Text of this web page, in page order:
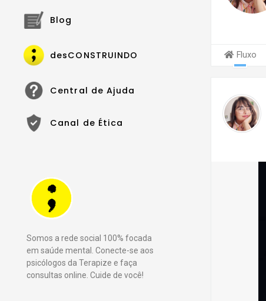
Fluxo
Blog
desCONSTRUINDO
Central de Ajuda
Canal de Ética
Somos a rede social 100% focada
em saúde mental. Conecte-se aos
psicólogos da Terapize e faça
consultas online. Cuide de você!